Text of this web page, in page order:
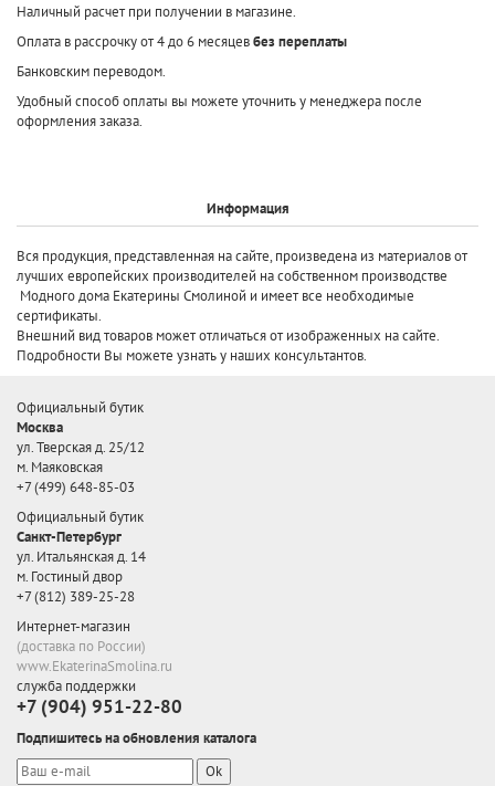
Наличный расчет при получении в магазине.
Оплата в рассрочку от 4 до 6 месяцевбез переплаты
Банковским переводом.
Удобный способ оплаты вы можете уточнить у менеджера после
оформления заказа.
Информация
Вся продукция, представленная на сайте, произведена из материалов от
лучших европейских производителей на собственном производстве
Модного дома Екатерины Смолиной и имеет все необходимые
сертификаты.
Внешний вид товаров может отличаться от изображенных на сайте.
Подробности Вы можете узнать у наших консультантов.
Официальный бутик
Москва
ул. Тверская д. 25/12
м. Маяковская
+7 (499) 648-85-03
Официальный бутик
Санкт-Петербург
ул. Итальянская д. 14
м. Гостиный двор
+7 (812) 389-25-28
Интернет-магазин
(доставка по России)
www.EkaterinaSmolina.ru
служба поддержки
+7 (904) 951-22-80
Подпишитесь на обновления каталога
Ok